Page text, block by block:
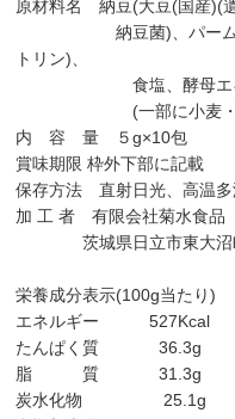
原材料名 納豆(大豆(国産)(
納豆菌)、パーム油、
トリン)、
食塩、酵母エキ
(一部に小麦・大
内 容 量 ５
賞味期限 枠外下部に記載
保存方法 直射日光、高温多
加 工 者 有限会社菊水食品
茨城県日立市東大沼
栄養成分表示(100g当たり)
エネルギー 527Kcal
たんぱく質 36.3g
脂 質 31.3g
炭水化物 25.1g